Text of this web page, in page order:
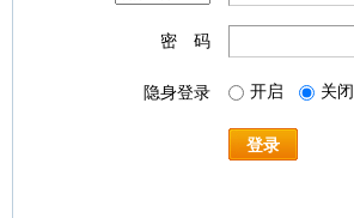
密 码
隐身登录 开启 关闭
登录